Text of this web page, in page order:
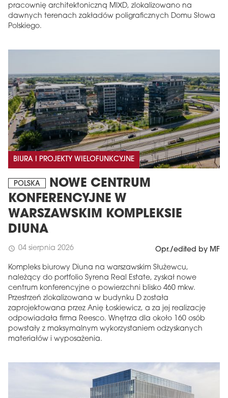
pracownię architektoniczną MIXD, zlokalizowano na
dawnych terenach zakładów poligraficznych Domu Słowa
Polskiego.
BIURA I PROJEKTY WIELOFUNKCYJNE
POLSKA
NOWE CENTRUM
KONFERENCYJNE W
WARSZAWSKIM KOMPLEKSIE
DIUNA
schedule 04 sierpnia 2026 Opr./edited by MF
Kompleks biurowy Diuna na warszawskim Służewcu,
należący do portfolio Syrena Real Estate, zyskał nowe
centrum konferencyjne o powierzchni blisko 460 mkw.
Przestrzeń zlokalizowana w budynku D została
zaprojektowana przez Anię Łoskiewicz, a za jej realizację
odpowiadała firma Reesco. Wnętrza dla około 160 osób
powstały z maksymalnym wykorzystaniem odzyskanych
materiałów i wyposażenia.